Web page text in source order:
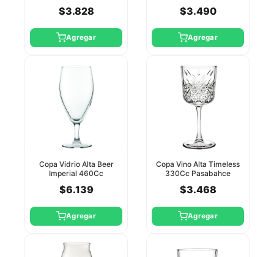
$3.828
Agregar
$3.490
Agregar
Copa Vidrio Alta Beer
Imperial 460Cc
$6.139
Agregar
Copa Vino Alta Timeless
330Cc Pasabahce
$3.468
Agregar